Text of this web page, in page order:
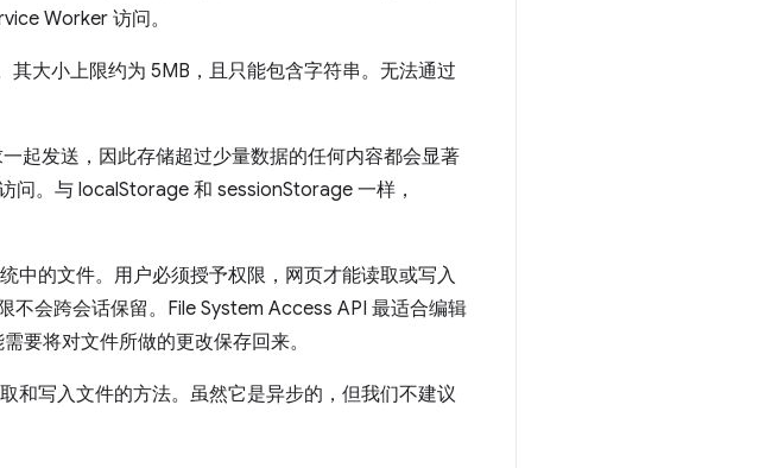
Worker 访问。
其大小上限约为 5MB，且只能包含字符串。无法通过
起发送，因此存储超过少量数据的任何内容都会显著
问。与 localStorage 和 sessionStorage 一样，
中的文件。用户必须授予权限，网页才能读取或写入
会跨会话保留。File System Access API 最适合编辑
要将对文件所做的更改保存回来。
和写入文件的方法。虽然它是异步的，但我们不建议